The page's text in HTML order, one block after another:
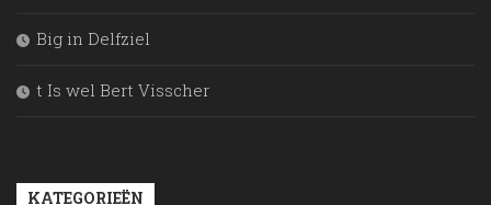
Big in Delfziel
t Is wel Bert Visscher
KATEGORIEËN